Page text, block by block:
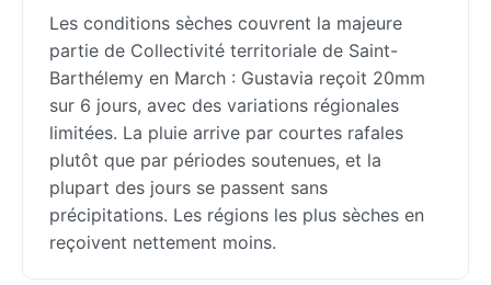
Les conditions sèches couvrent la majeure
partie de Collectivité territoriale de Saint-
Barthélemy en March : Gustavia reçoit 20mm
sur 6 jours, avec des variations régionales
limitées. La pluie arrive par courtes rafales
plutôt que par périodes soutenues, et la
plupart des jours se passent sans
précipitations. Les régions les plus sèches en
reçoivent nettement moins.